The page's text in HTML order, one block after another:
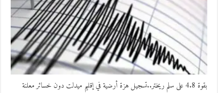
بقوة 4.8 على سلم ريختر..تسجيل هزة أرضية في إقليم ميدلت دون خسائر معلنة